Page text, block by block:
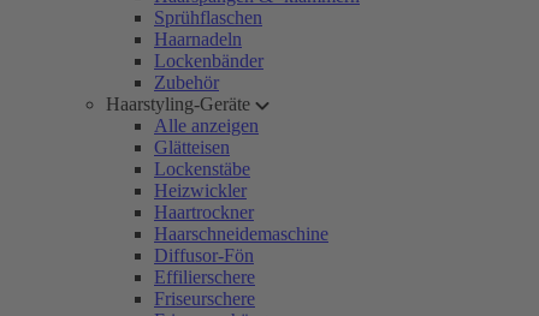
Sprühflaschen
Haarnadeln
Lockenbänder
Zubehör
Haarstyling-Geräte
Alle anzeigen
Glätteisen
Lockenstäbe
Heizwickler
Haartrockner
Haarschneidemaschine
Diffusor-Fön
Effilierschere
Friseurschere